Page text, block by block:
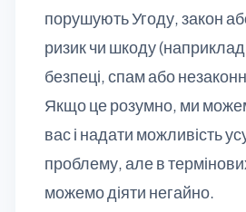
порушують Угоду, закон
ризик чи шкоду (наприклад,
безпеці, спам або
Якщо це розумно, ми
вас і надати можливість
проблему, але в
можемо діяти негайно.